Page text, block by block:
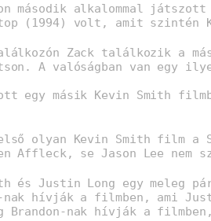
második alkalommal
(1994) volt, amit szintén
Zack találkozik a
A valóságban van egy
egy másik Kevin Smith
olyan Kevin Smith film a
Affleck, se Jason Lee nem
és Justin Long egy meleg
nak hívják a filmben, ami
nak hívják a